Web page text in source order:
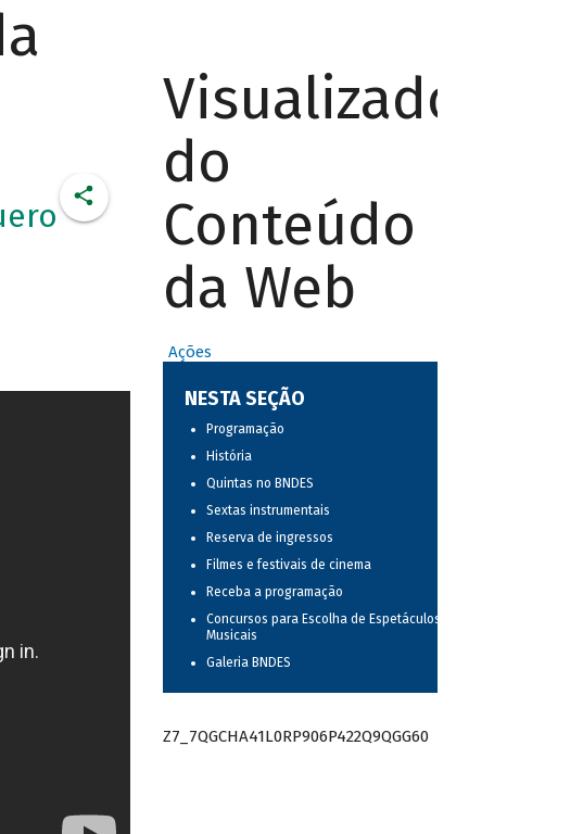
Visualizador
do
Conteúdo
da Web
Ações
NESTA SEÇÃO
Programação
História
Quintas no BNDES
Sextas instrumentais
Reserva de ingressos
Filmes e festivais de cinema
Receba a programação
Concursos para Escolha de Espetáculos
Musicais
Galeria BNDES
Z7_7QGCHA41L0RP906P422Q9QGG60